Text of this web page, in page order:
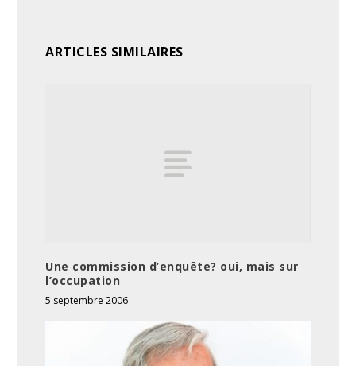
ARTICLES SIMILAIRES
Une commission d’enquête? oui, mais sur
l’occupation
5 septembre 2006